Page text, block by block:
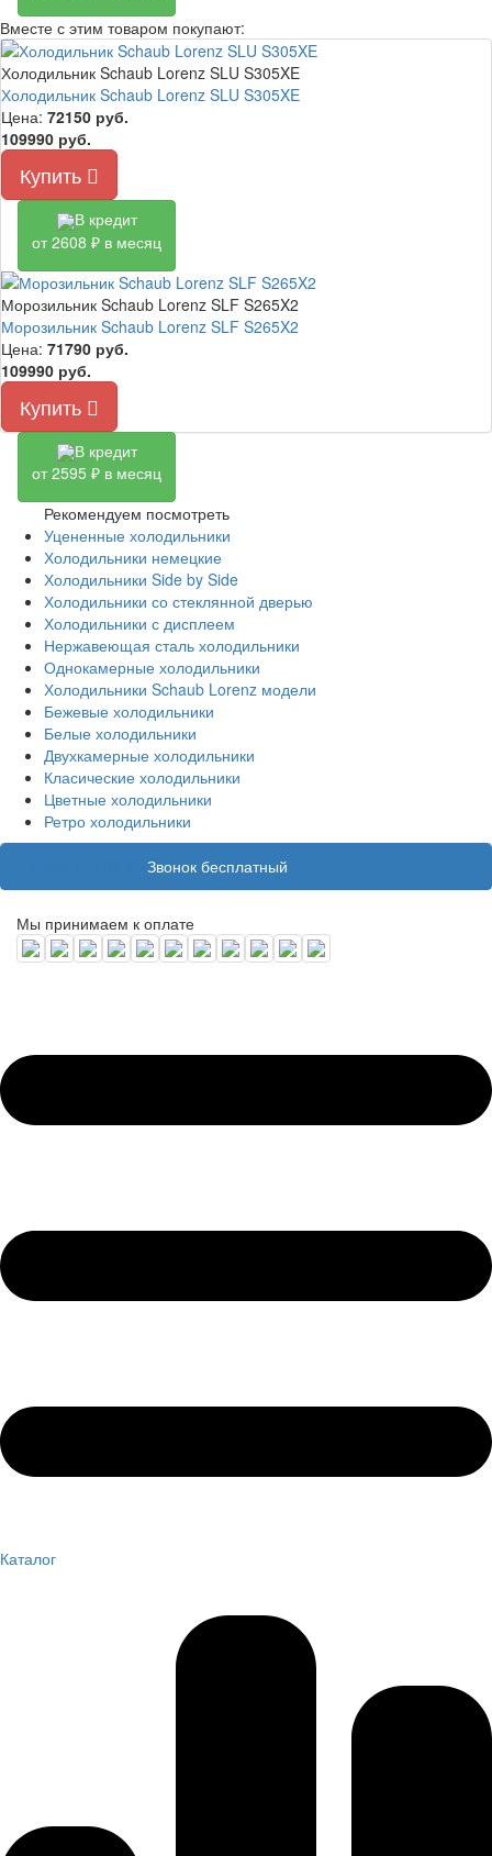
Вместе с этим товаром покупают:
Холодильник Schaub Lorenz SLU S305XE
Холодильник Schaub Lorenz SLU S305XE
Цена: 72150 руб.
109990 руб.
Купить
В кредит
от 2608 ₽ в месяц
Морозильник Schaub Lorenz SLF S265X2
Морозильник Schaub Lorenz SLF S265X2
Цена: 71790 руб.
109990 руб.
Купить
В кредит
от 2595 ₽ в месяц
Рекомендуем посмотреть
Уцененные холодильники
Холодильники немецкие
Холодильники Side by Side
Холодильники со стеклянной дверью
Холодильники с дисплеем
Нержавеющая сталь холодильники
Однокамерные холодильники
Холодильники Schaub Lorenz модели
Бежевые холодильники
Белые холодильники
Двухкамерные холодильники
Класические холодильники
Цветные холодильники
Ретро холодильники
Звонок бесплатный
Мы принимаем к оплате
Каталог